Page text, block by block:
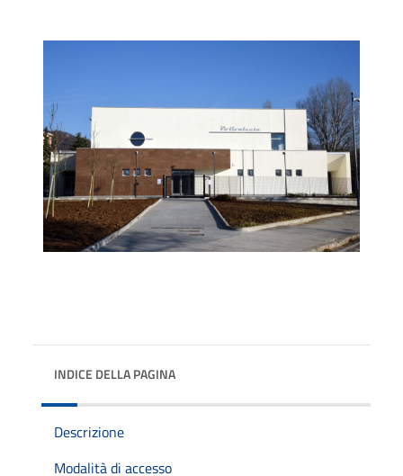
INDICE DELLA PAGINA
Descrizione
Modalità di accesso